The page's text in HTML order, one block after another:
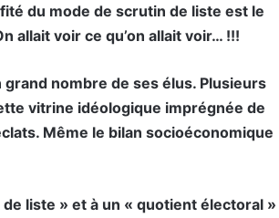
du mode de scrutin de liste est le
allait voir ce qu’on allait voir… !!!
grand nombre de ses élus. Plusieurs
vitrine idéologique imprégnée de
Même le bilan socioéconomique
liste » et à un « quotient électoral »